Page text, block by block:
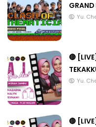
GRAND
Yu.
🔴
Yu.
🔴